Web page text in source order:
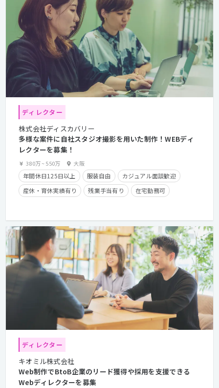
ディレクター
株式会社ディスカバリー
多様な案件に自社スタジオ撮影を用いた制作！WEBディ
レクターを募集！
380万~550万 大阪
年間休日125日以上 服装自由
カジュアル面談歓迎
産休・育休実績有り
残業手当有り
在宅勤務可
ディレクター
キオミル株式会社
Web制作でBtoB企業のリード獲得や採用を支援できる
Webディレクターを募集